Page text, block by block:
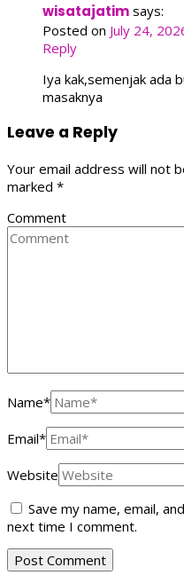
wisatajatim says:
Posted on July 24,
Reply
Iya kak,semenjak ada
masaknya
Leave a Reply
Your email address will not
marked *
Comment
Name*
Email*
Website
Save my name, email,
next time I comment.